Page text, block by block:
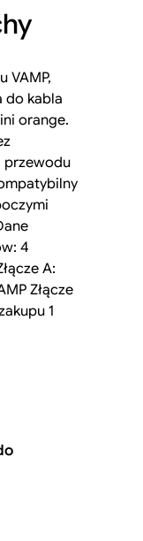
VAMP,
do kabla
orange.
przewodu
4
A:
Złącze
1